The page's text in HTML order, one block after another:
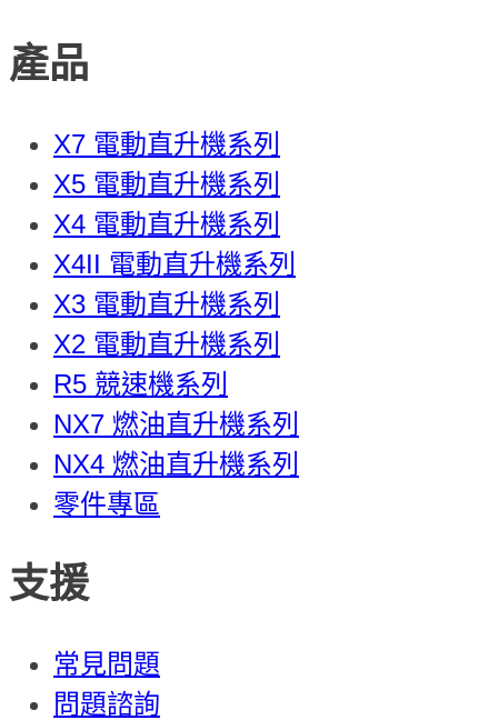
產品
X7 電動直升機系列
X5 電動直升機系列
X4 電動直升機系列
X4II 電動直升機系列
X3 電動直升機系列
X2 電動直升機系列
R5 競速機系列
NX7 燃油直升機系列
NX4 燃油直升機系列
零件專區
支援
常見問題
問題諮詢